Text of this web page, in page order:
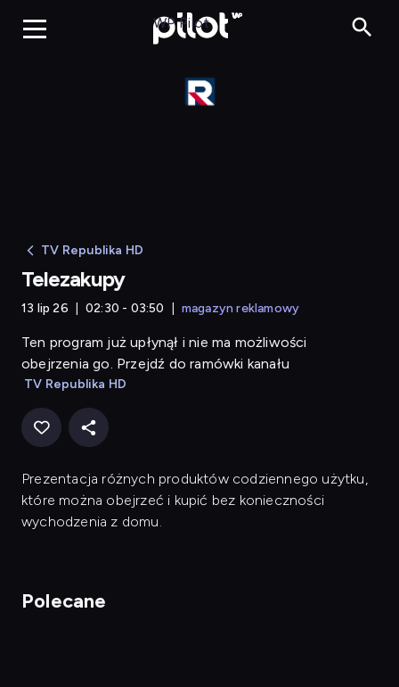
Telezakupy
WP Pilot
TV Republika HD
Telezakupy
13 lip 26 02:30 - 03:50 magazyn reklamowy
Ten program już upłynął i nie ma możliwości
obejrzenia go. Przejdź do ramówki kanału
TV Republika HD
Prezentacja różnych produktów codziennego użytku,
które można obejrzeć i kupić bez konieczności
wychodzenia z domu.
Polecane